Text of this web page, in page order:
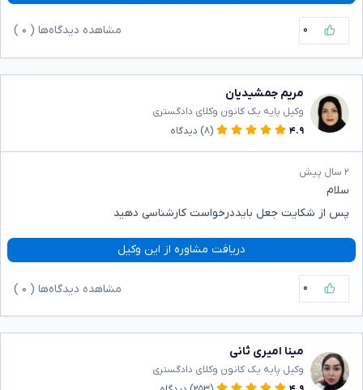
۰ مشاهده دیدگاه‌ها ( ۰
مریم جمشیدیان
وکیل پایه یک کانون وکلای دادگستری
۴.۹
(۸) دیدگاه
۲ سال پیش
سلام
پس از شکایت جعل بایددرخواست کارشناسی دهید
دریافت مشاوره از این وکیل
۰ مشاهده دیدگاه‌ها ( ۰
مینا امیری ثانی
وکیل پایه یک کانون وکلای دادگستری